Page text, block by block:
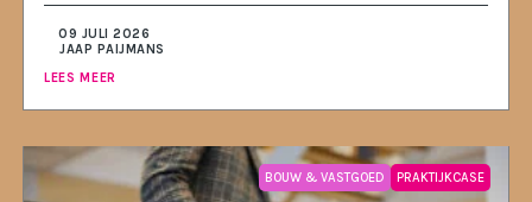
09 JULI 2026
JAAP PAIJMANS
LEES MEER
BOUW & VASTGOED PRAKTIJKCASE